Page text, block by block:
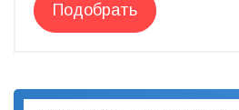
Подобрать